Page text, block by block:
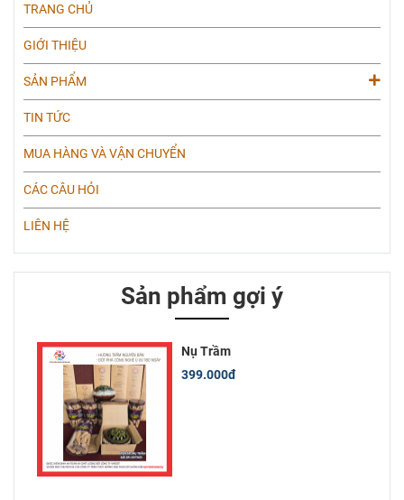
TRANG CHỦ
GIỚI THIỆU
SẢN PHẨM
TIN TỨC
MUA HÀNG VÀ VẬN CHUYỂN
CÁC CÂU HỎI
LIÊN HỆ
Sản phẩm gợi ý
Nụ Trầm
399.000đ